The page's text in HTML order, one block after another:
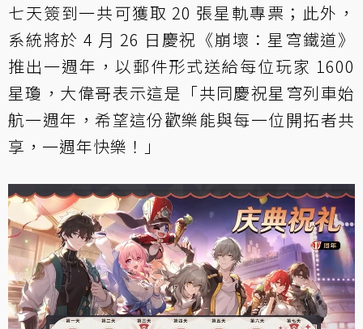
七天簽到一共可獲取 20 張星軌專票；此外，
系統將於 4 月 26 日慶祝《崩壞：星穹鐵道》
推出一週年，以郵件形式送給每位玩家 1600
星瓊，大偉哥表示這是「共同慶祝星穹列車始
航一週年，希望這份歡樂能與每一位開拓者共
享，一週年快樂！」